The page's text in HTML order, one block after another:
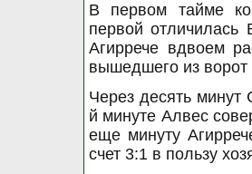
В первом тайме
первой
Агиррече вдвоем
вышедшего из
Через десять
й минуте Алвес
еще минуту
счет 3:1 в пользу